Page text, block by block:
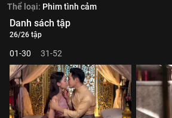
Thể loại: Phim tình cảm
Danh sách tập
26/26 tập
01-30 31-52